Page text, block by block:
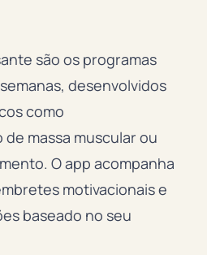
são os programas
desenvolvidos
como
massa muscular ou
O app acompanha
motivacionais e
baseado no seu